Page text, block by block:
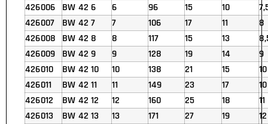
426006
BW 42 6 6 96 15 10
426007
BW 42 7 7 106 17 11
8
426008
BW 42 8 8 117 15 13
426009
BW 42 9 9 128 19 14
9
426010
BW 42 10 10 138 21 15
10
426011
BW 42 11 11 149 23 17
10
426012
BW 42 12 12 160 25 18
11
426013
BW 42 13 13 171 27 19
12